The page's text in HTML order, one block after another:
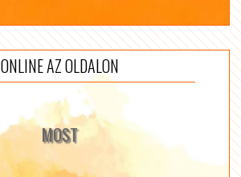
ONLINE AZ OLDALON
MOST